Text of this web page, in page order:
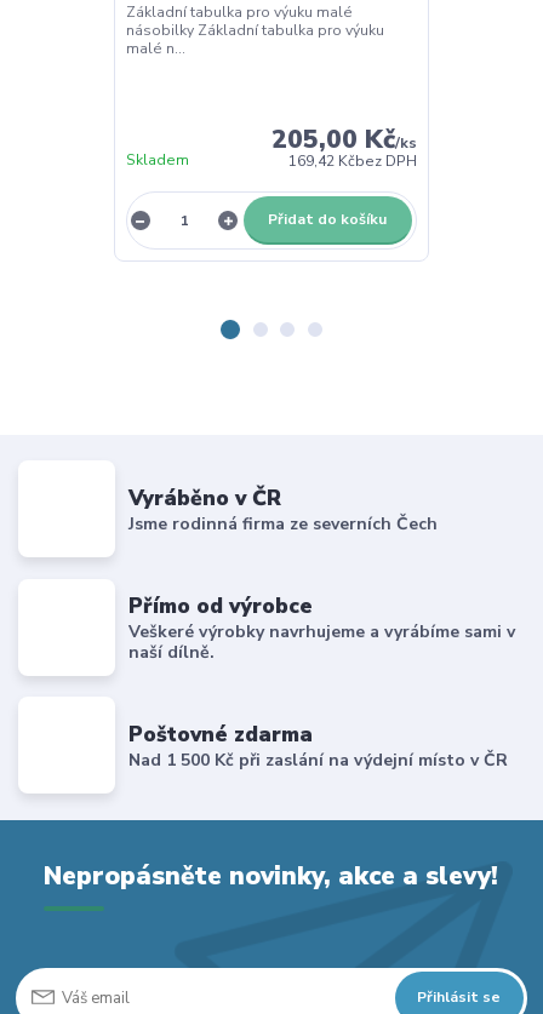
Základní tabulka pro výuku malé
násobilky Základní tabulka pro výuku
malé n...
205,00 Kč/ks
169,42 Kčbez DPH
Skladem
Přidat do košíku
Vyráběno v ČR
Jsme rodinná firma ze severních Čech
Přímo od výrobce
Veškeré výrobky navrhujeme a vyrábíme sami v
naší dílně.
Poštovné zdarma
Nad 1 500 Kč při zaslání na výdejní místo v ČR
Nepropásněte novinky, akce a slevy!
Přihlásit se